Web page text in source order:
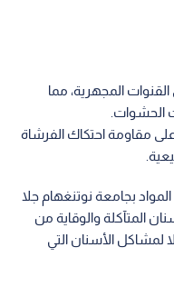
المجهرية، مما
الحشوات.
على مقاومة احتكاك الفرشاة
بجامعة نوتنغهام جلا
المتآكلة والوقاية من
الأسنان التي